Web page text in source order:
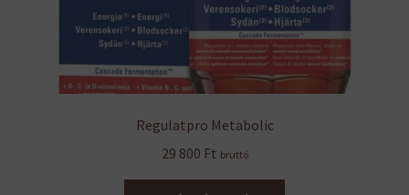
Regulatpro Metabolic
29 800 Ft bruttó